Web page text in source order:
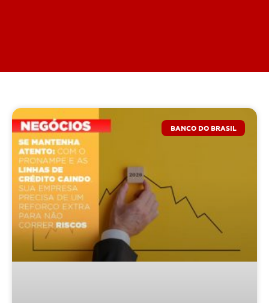
BANCO DO BRASIL